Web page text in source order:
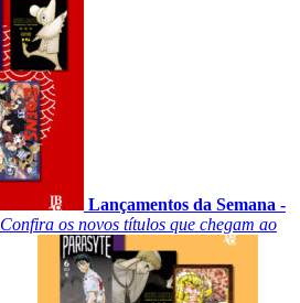
Lançamentos da Semana -
Confira os novos títulos que chegam ao